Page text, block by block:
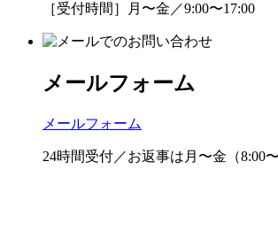
［受付時間］月〜金／9:00〜17:00
メールフォーム
メールフォーム
24時間受付／お返事は月〜金（8:00〜